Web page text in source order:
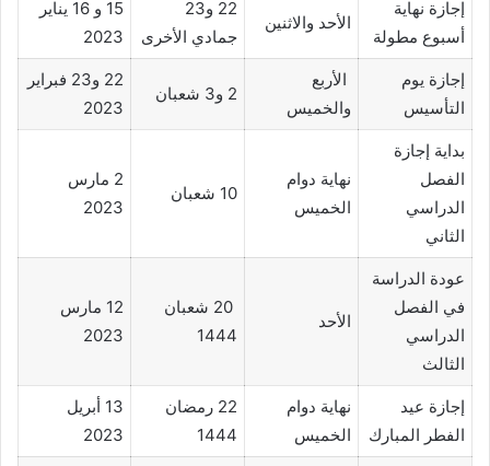
إجازة نهاية
أسبوع مطولة
الأحد والاثنين
22 و23
جمادي الأخرى
15 و 16 يناير
2023
إجازة يوم
التأسيس
الأربع
والخميس
2 و3 شعبان
22 و23 فبراير
2023
بداية إجازة
الفصل
الدراسي
الثاني
نهاية دوام
الخميس
10 شعبان
2 مارس
2023
عودة الدراسة
في الفصل
الدراسي
الثالث
الأحد
20 شعبان
1444
12 مارس
2023
إجازة عيد
الفطر المبارك
نهاية دوام
الخميس
22 رمضان
1444
13 أبريل
2023